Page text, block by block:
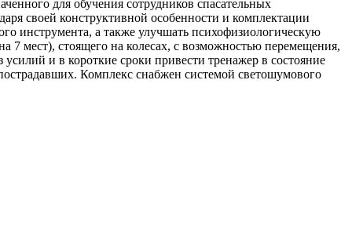
для обучения сотрудников спасательных
своей конструктивной особенности и комплектации
инструмента, а также улучшать психофизиологическую
7 мест), стоящего на колесах, с возможностью перемещения,
и в короткие сроки привести тренажер в состояние
Комплекс снабжен системой светошумового